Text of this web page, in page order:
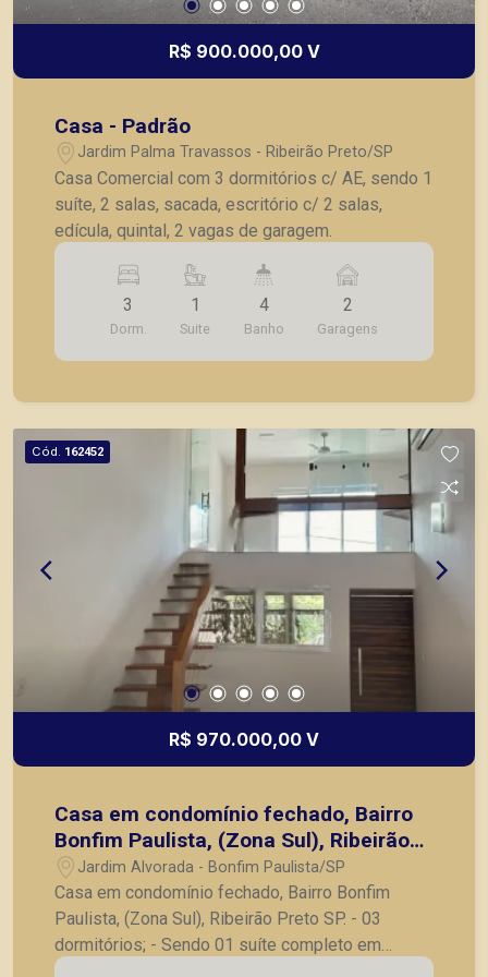
R$ 900.000,00 V
Casa - Padrão
Jardim Palma Travassos - Ribeirão Preto/SP
Casa Comercial com 3 dormitórios c/ AE, sendo 1
suíte, 2 salas, sacada, escritório c/ 2 salas,
edícula, quintal, 2 vagas de garagem.
3
Dorm.
1
Suite
4
Banho
2
Garagens
Cód. 162452
R$ 970.000,00 V
Casa em condomínio fechado, Bairro
Bonfim Paulista, (Zona Sul), Ribeirão
Preto SP.
Jardim Alvorada - Bonfim Paulista/SP
Casa em condomínio fechado, Bairro Bonfim
Paulista, (Zona Sul), Ribeirão Preto SP. - 03
dormitórios; - Sendo 01 suíte completo em
armários; - Banheiro social; - Sala para 03